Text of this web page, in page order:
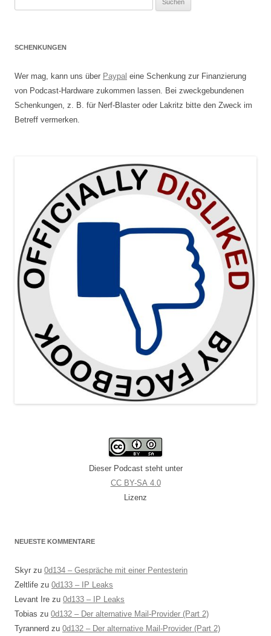
SCHENKUNGEN
Wer mag, kann uns über Paypal eine Schenkung zur Finanzierung
von Podcast-Hardware zukommen lassen. Bei zweckgebundenen
Schenkungen, z. B. für Nerf-Blaster oder Lakritz bitte den Zweck im
Betreff vermerken.
Dieser Podcast steht unter
CC BY-SA 4.0
Lizenz
NEUESTE KOMMENTARE
Skyr zu 0d134 – Gespräche mit einer Pentesterin
Zeltlife zu 0d133 – IP Leaks
Levant Ire zu 0d133 – IP Leaks
Tobias zu 0d132 – Der alternative Mail-Provider (Part 2)
Tyrannerd zu 0d132 – Der alternative Mail-Provider (Part 2)